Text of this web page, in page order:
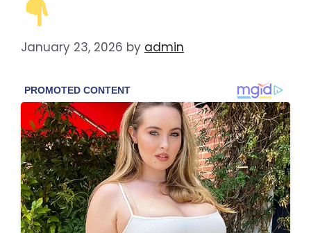
January 23, 2026 by admin